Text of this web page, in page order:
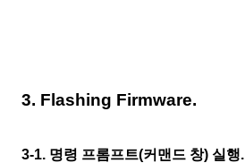
3. Flashing Firmware.
3-1. 명령 프롬프트(커맨드 창) 실행.